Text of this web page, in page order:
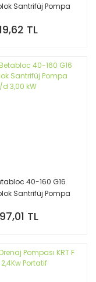
Santrifüj Pompa
TL
40-160 G16
Santrifüj Pompa
TL